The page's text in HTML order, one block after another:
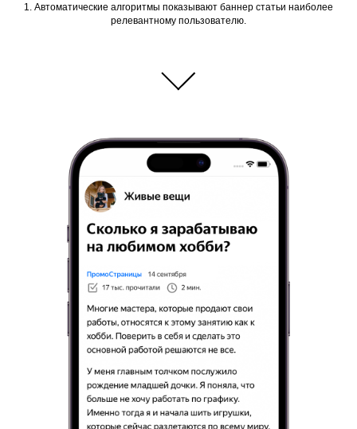
1. Автоматические алгоритмы показывают баннер статьи наиболее
релевантному пользователю.